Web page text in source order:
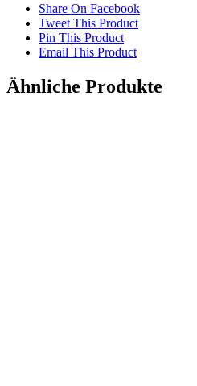
Share On Facebook
Tweet This Product
Pin This Product
Email This Product
Ähnliche Produkte